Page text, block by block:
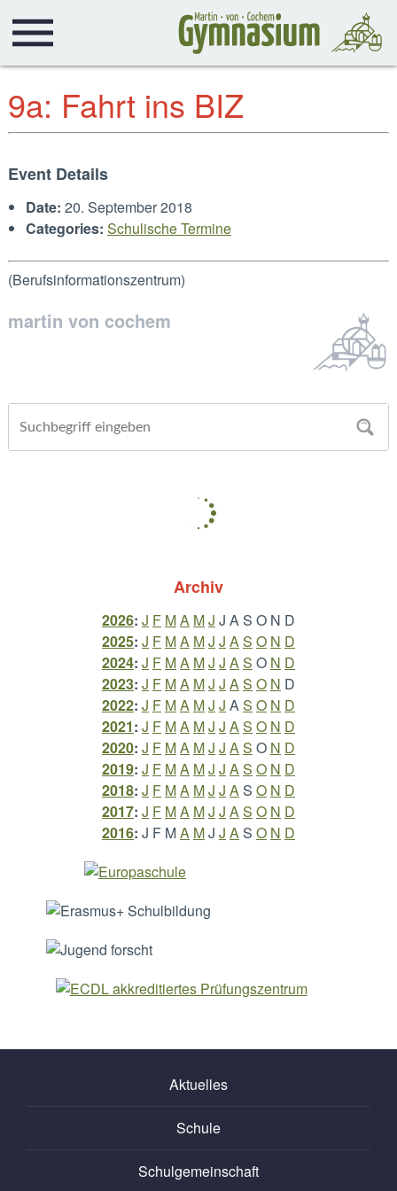
9a: Fahrt ins BIZ
Event Details
Date: 20. September 2018
Categories: Schulische Termine
(Berufsinformationszentrum)
martin von cochem
Archiv
2026: J F MA MJ J AS O N D
2025: J F MA MJ J AS O N D
2024: J F MA MJ J AS O N D
2023: J F MA MJ J AS O N D
2022: J F MA MJ J AS O N D
2021: J F MA MJ J AS O N D
2020: J F MA MJ J AS O N D
2019: J F MA MJ J AS O N D
2018: J F MA MJ J AS O N D
2017: J F MA MJ J AS O N D
2016: J F MA MJ J AS O N D
Aktuelles
Schule
Schulgemeinschaft